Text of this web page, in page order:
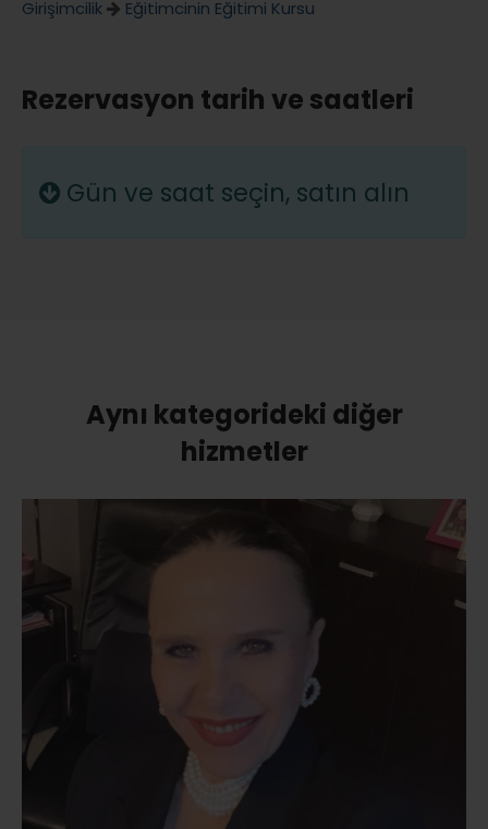
Girişimcilik Eğitimcinin Eğitimi Kursu
Rezervasyon tarih ve saatleri
Gün ve saat seçin, satın alın
Aynı kategorideki diğer
hizmetler